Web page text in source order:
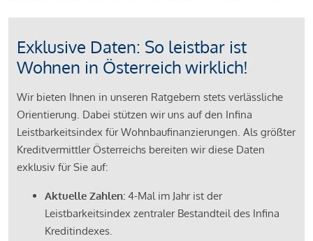
Exklusive Daten: So leistbar ist
Wohnen in Österreich wirklich!
Wir bieten Ihnen in unseren Ratgebern stets verlässliche
Orientierung. Dabei stützen wir uns auf den Infina
Leistbarkeitsindex für Wohnbaufinanzierungen. Als größter
Kreditvermittler Österreichs bereiten wir diese Daten
exklusiv für Sie auf:
Aktuelle Zahlen: 4-Mal im Jahr ist der
Leistbarkeitsindex zentraler Bestandteil des Infina
Kreditindexes.